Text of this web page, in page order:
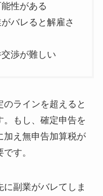
性がある
バレると解雇さ
渉が難しい
ラインを超えると
もし、確定申告を
加え無申告加算税が
す。
副業がバレてしま